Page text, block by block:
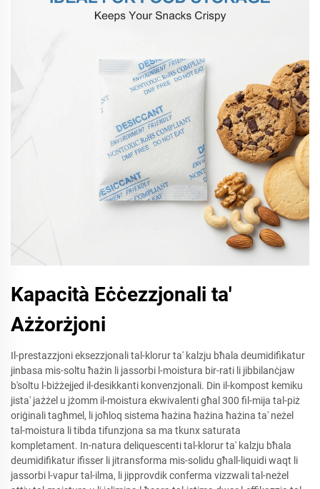
Kapacità Eċċezzjonali ta'
Ażżorżjoni
Il-prestazzjoni eksezzjonali tal-klorur ta' kalzju bħala deumidifikatur
jinbasa mis-soltu ħażin li jassorbi l-moistura bir-rati li jibbilanċjaw
b'soltu l-biżżejjed il-desikkanti konvenzjonali. Din il-kompost kemiku
jista' jażżel u jżomm il-moistura ekwivalenti għal 300 fil-mija tal-piż
oriġinali tagħmel, li joħloq sistema ħażina ħażina ħażina ta' neżel
tal-moistura li tibda tifunzjona sa ma tkunx saturata
kompletament. In-natura deliquescenti tal-klorur ta' kalzju bħala
deumidifikatur ifisser li jitransforma mis-solidu għall-liquidi waqt li
jassorbi l-vapur tal-ilma, li jipprovdik conferma vizzwali tal-neżel